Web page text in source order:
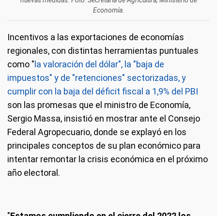
Economía.
Incentivos a las exportaciones de economías
regionales, con distintas herramientas puntuales
como " la valoración del dólar", la "baja de
impuestos" y de "retenciones" sectorizadas, y
cumplir con la baja del déficit fiscal a 1,9% del PBI
son las promesas que el ministro de Economía,
Sergio Massa, insistió en mostrar ante el Consejo
Federal Agropecuario, donde se explayó en los
principales conceptos de su plan económico para
intentar remontar la crisis económica en el próximo
año electoral.